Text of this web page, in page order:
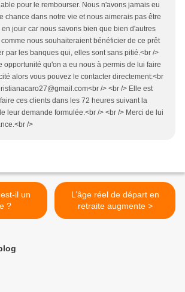
pour le rembourser. Nous n'avons jamais eu
chance dans notre vie et nous aimerais pas être
en jouir car nous savons bien que bien d'autres
nous souhaiteraient bénéficier de ce prêt
par les banques qui, elles sont sans pitié.<br />
opportunité qu'on a eu nous à permis de lui faire
alors vous pouvez le contacter directement:<br
/> ‎<br /> ‎Elle est
ces clients dans les 72 heures suivant la
leur demande formulée.<br /> ‎<br /> ‎Merci de lui
/>
?
L’âge réel de départ en
retraite augmente >